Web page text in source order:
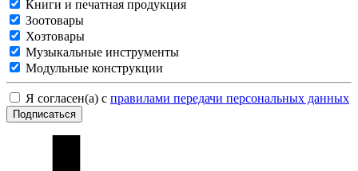
Книги и печатная продукция
Зоотовары
Хозтовары
Музыкальные инструменты
Модульные конструкции
Я согласен(а) с правилами передачи персональных данных
Подписаться